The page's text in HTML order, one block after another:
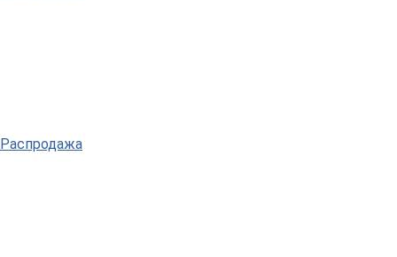
Распродажа